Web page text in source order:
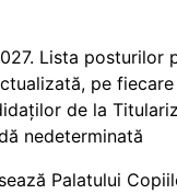
Lista posturilor
pe
de la
nedeterminată
Palatului